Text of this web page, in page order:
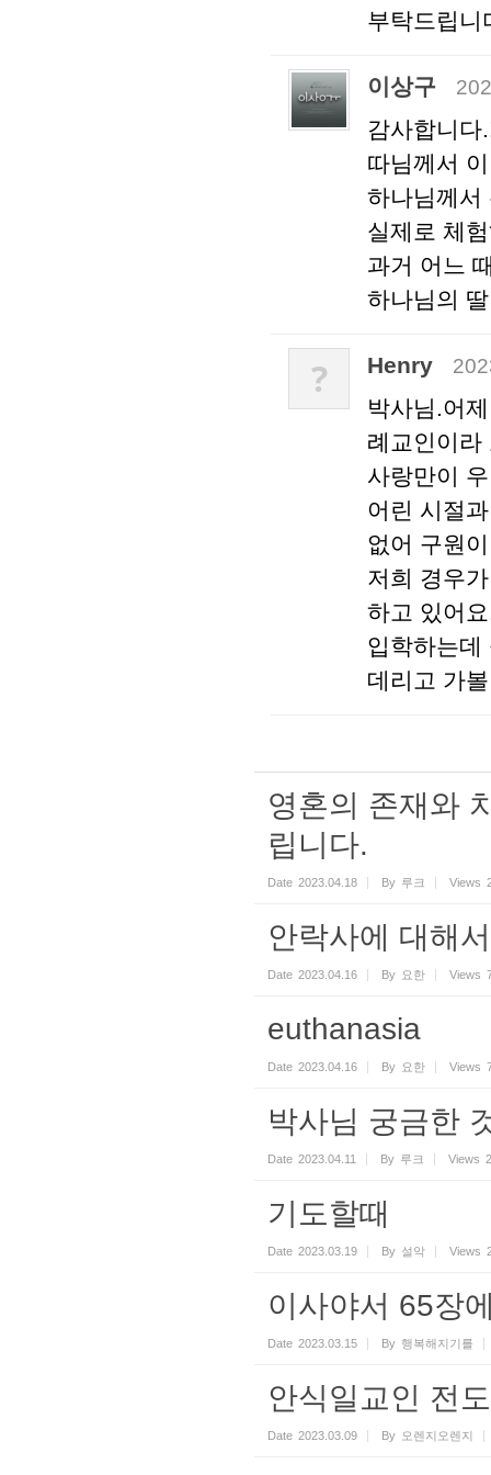
부탁드립니
이상구
감사합니다
따님께서
하나님께서
실제로 체
과거 어느
하나님의
? Henry
박사님.어
례교인이라
사랑만이
어린 시절
없어 구원
저희 경우
하고 있어
입학하는데
데리고 가
영혼의 존재와
립니다.
Date 2023.04.18 By 루크 Views
안락사에 대해서
Date 2023.04.16 By 요한 Views
euthanasia
Date 2023.04.16 By 요한 Views
박사님 궁금한
Date 2023.04.11 By 루크 Views
기도할때
Date 2023.03.19 By 설악 Views
이사야서 65장
Date 2023.03.15 By 행복해지기를
안식일교인 전
Date 2023.03.09 By 오렌지오렌지